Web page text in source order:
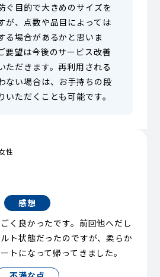
ぐ目的で大きめのサイズを
が、点数や品目によっては
る場合があるかと思いま
要望は今後のサービス改善
ただきます。再利用される
ない場合は、お手持ちの段
いただくことも可能です。
性
感想
く良かったです。前回他へだし
ト状態だったのですが、柔らか
トになって帰ってきました。